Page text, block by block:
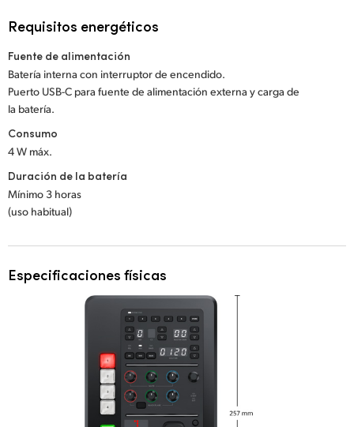
Requisitos energéticos
Fuente de alimentación
Batería interna con interruptor de encendido.
Puerto USB-C para fuente de alimentación externa y carga de
la batería.
Consumo
4 W máx.
Duración de la batería
Mínimo 3 horas
(uso habitual)
Especificaciones físicas